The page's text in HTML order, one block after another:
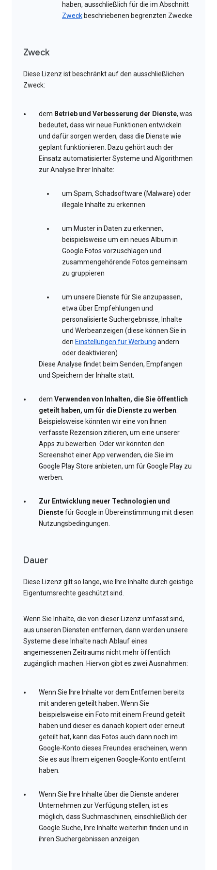
haben, ausschließlich für die im Abschnitt
Zweck beschriebenen begrenzten Zwecke
Zweck
Diese Lizenz ist beschränkt auf den ausschließlichen
Zweck:
dem Betrieb und Verbesserung der Dienste, was
bedeutet, dass wir neue Funktionen entwickeln
und dafür sorgen werden, dass die Dienste wie
geplant funktionieren. Dazu gehört auch der
Einsatz automatisierter Systeme und Algorithmen
zur Analyse Ihrer Inhalte:
um Spam, Schadsoftware (Malware) oder
illegale Inhalte zu erkennen
um Muster in Daten zu erkennen,
beispielsweise um ein neues Album in
Google Fotos vorzuschlagen und
zusammengehörende Fotos gemeinsam
zu gruppieren
um unsere Dienste für Sie anzupassen,
etwa über Empfehlungen und
personalisierte Suchergebnisse, Inhalte
und Werbeanzeigen (diese können Sie in
den Einstellungen für Werbung ändern
oder deaktivieren)
Diese Analyse findet beim Senden, Empfangen
und Speichern der Inhalte statt.
dem Verwenden von Inhalten, die Sie öffentlich
geteilt haben, um für die Dienste zu werben.
Beispielsweise könnten wir eine von Ihnen
verfasste Rezension zitieren, um eine unserer
Apps zu bewerben. Oder wir könnten den
Screenshot einer App verwenden, die Sie im
Google Play Store anbieten, um für Google Play zu
werben.
Zur Entwicklung neuer Technologien und
Dienstefür Google in Übereinstimmung mit diesen
Nutzungsbedingungen.
Dauer
Diese Lizenz gilt so lange, wie Ihre Inhalte durch geistige
Eigentumsrechte geschützt sind.
Wenn Sie Inhalte, die von dieser Lizenz umfasst sind,
aus unseren Diensten entfernen, dann werden unsere
Systeme diese Inhalte nach Ablauf eines
angemessenen Zeitraums nicht mehr öffentlich
zugänglich machen. Hiervon gibt es zwei Ausnahmen:
Wenn Sie Ihre Inhalte vor dem Entfernen bereits
mit anderen geteilt haben. Wenn Sie
beispielsweise ein Foto mit einem Freund geteilt
haben und dieser es danach kopiert oder erneut
geteilt hat, kann das Fotos auch dann noch im
Google-Konto dieses Freundes erscheinen, wenn
Sie es aus Ihrem eigenen Google-Konto entfernt
haben.
Wenn Sie Ihre Inhalte über die Dienste anderer
Unternehmen zur Verfügung stellen, ist es
möglich, dass Suchmaschinen, einschließlich der
Google Suche, Ihre Inhalte weiterhin finden und in
ihren Suchergebnissen anzeigen.